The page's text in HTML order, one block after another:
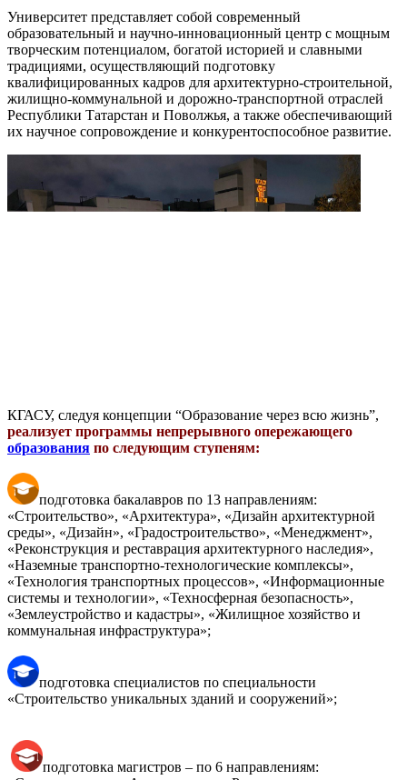
Университет представляет собой современный
образовательный и научно-инновационный центр с мощным
творческим потенциалом, богатой историей и славными
традициями, осуществляющий подготовку
квалифицированных кадров для архитектурно-строительной,
жилищно-коммунальной и дорожно-транспортной отраслей
Республики Татарстан и Поволжья, а также обеспечивающий
их научное сопровождение и конкурентоспособное развитие.
КГАСУ, следуя концепции “Образование через всю жизнь”,
реализует программы непрерывного опережающего
образования по следующим ступеням:
подготовка бакалавров по 13 направлениям:
«Строительство», «Архитектура», «Дизайн архитектурной
среды», «Дизайн», «Градостроительство», «Менеджмент»,
«Реконструкция и реставрация архитектурного наследия»,
«Наземные транспортно-технологические комплексы»,
«Технология транспортных процессов», «Информационные
системы и технологии», «Техносферная безопасность»,
«Землеустройство и кадастры», «Жилищное хозяйство и
коммунальная инфраструктура»;
подготовка специалистов по специальности
«Строительство уникальных зданий и сооружений»;
подготовка магистров – по 6 направлениям: